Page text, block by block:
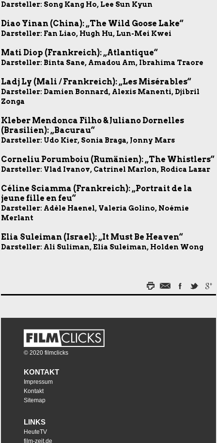
Darsteller: Song Kang Ho, Lee Sun Kyun
Diao Yinan (China): „The Wild Goose Lake“
Darsteller: Fan Liao, Hugh Hu, Lun-Mei Kwei
Mati Diop (Frankreich): „Atlantique“
Darsteller: Binta Sane, Amadou Am, Ibrahima Traore
Ladj Ly (Mali / Frankreich): „Les Misérables“
Darsteller: Damien Bonnard, Alexis Manenti, Djibril
Zonga
Kleber Mendonca Filho & Juliano Dornelles
(Brasilien): „Bacurau“
Darsteller: Udo Kier, Sonia Braga, Jonny Mars
Corneliu Porumboiu (Rumänien): „The Whistlers“
Darsteller: Vlad Ivanov, Catrinel Marlon, Rodica Lazar
Céline Sciamma (Frankreich): „Portrait de la
jeune fille en feu“
Darsteller: Adèle Haenel, Valeria Golino, Noémie
Merlant
Elia Suleiman (Israel): „It Must Be Heaven“
Darsteller: Ali Suliman, Elia Suleiman, Holden Wong
© 2020 filmclicks
KONTAKT
Impressum
Kontakt
Sitemap
LINKS
HeuteTV
film-zeit.de